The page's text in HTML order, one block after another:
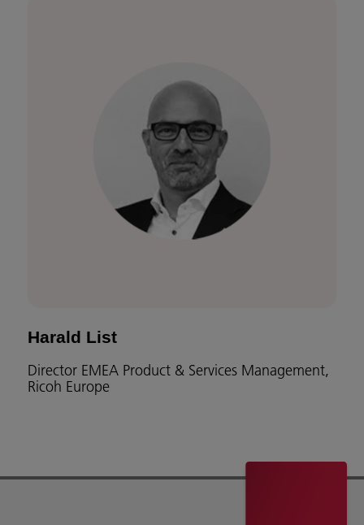
Harald List
Director EMEA Product & Services Management,
Ricoh Europe